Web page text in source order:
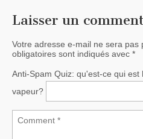
Laisser un
Votre adresse e-mail ne sera pas
obligatoires sont indiqués avec *
Anti-Spam Quiz: qu'est-ce qui est
vapeur?